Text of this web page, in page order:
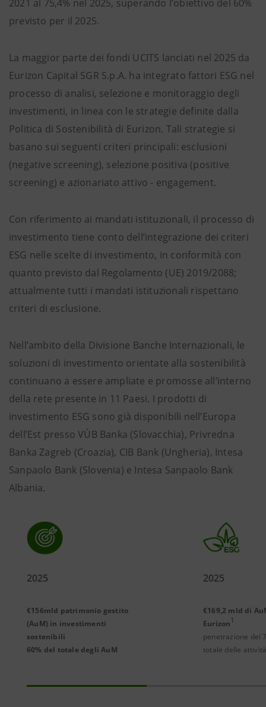
2021 al 75,4% nel 2025, superando l’obiettivo del 60%
previsto per il 2025.
La maggior parte dei fondi UCITS lanciati nel 2025 da
Eurizon Capital SGR S.p.A. ha integrato fattori ESG nel
processo di analisi, selezione e monitoraggio degli
investimenti, in linea con le strategie definite dalla
Politica di Sostenibilità di Eurizon. Tali strategie si
basano sui seguenti criteri principali: esclusioni
(negative screening), selezione positiva (positive
screening) e azionariato attivo - engagement.
Con riferimento ai mandati istituzionali, il processo di
investimento tiene conto dell’integrazione dei criteri
ESG nelle scelte di investimento, in conformità con
quanto previsto dal Regolamento (UE) 2019/2088;
attualmente tutti i mandati istituzionali rispettano
criteri di esclusione.
Nell’ambito della Divisione Banche Internazionali, le
soluzioni di investimento orientate alla sostenibilità
continuano a essere ampliate e promosse all’interno
della rete presente in 11 Paesi. I prodotti di
investimento ESG sono già disponibili nell’Europa
dell’Est presso VÚB Banka (Slovacchia), Privredna
Banka Zagreb (Croazia), CIB Bank (Ungheria), Intesa
Sanpaolo Bank (Slovenia) e Intesa Sanpaolo Bank
Albania.
2025
€156mld patrimonio gestito
(AuM) in investimenti
sostenibili
60% del totale degli AuM
2025
€169,2 mld di
Eurizon1
penetrazione del
totale delle